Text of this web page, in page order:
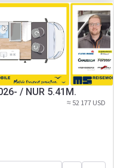
/ NUR 5.41M.
≈ 52 177 USD